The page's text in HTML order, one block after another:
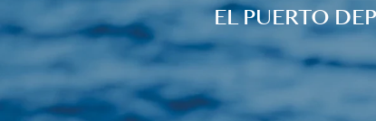
EL PUERTO